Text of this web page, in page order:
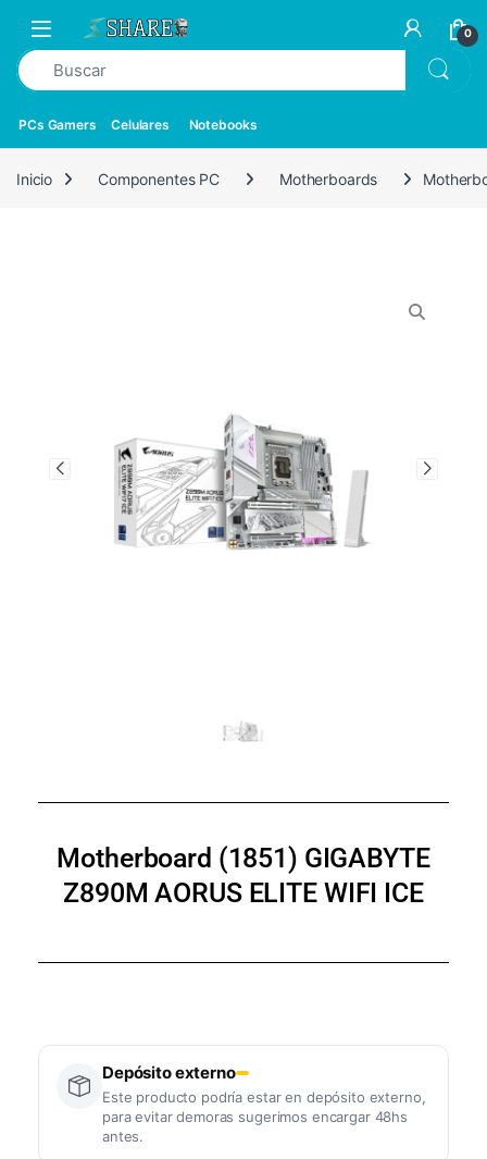
0
PCs Gamers Celulares Notebooks
Inicio Componentes PC Motherboards
Motherboard (1851) GIGABYTE
Z890M AORUS ELITE WIFI ICE
Depósito externo
Este producto podría estar en depósito externo,
para evitar demoras sugerimos encargar 48hs
antes.